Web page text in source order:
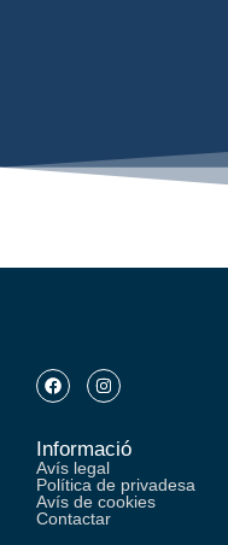
Informació
Avís legal
Política de privadesa
Avís de cookies
Contactar